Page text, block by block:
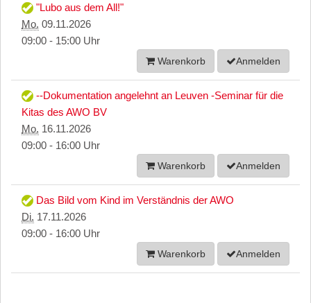
"Lubo aus dem All!"
Mo. 09.11.2026
09:00 - 15:00 Uhr
Warenkorb Anmelden
--Dokumentation angelehnt an Leuven -Seminar für die
Kitas des AWO BV
Mo. 16.11.2026
09:00 - 16:00 Uhr
Warenkorb Anmelden
Das Bild vom Kind im Verständnis der AWO
Di. 17.11.2026
09:00 - 16:00 Uhr
Warenkorb Anmelden